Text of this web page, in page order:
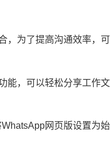
，为了提高沟通效率，
能，可以轻松分享工作
网页版设置为